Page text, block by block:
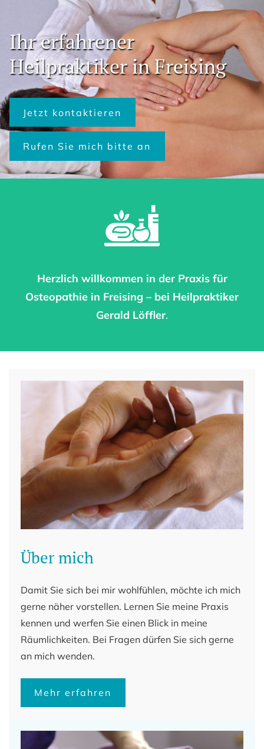
Ihr erfahrener
Heilpraktiker in Freising
Jetzt kontaktieren
Rufen Sie mich bitte an
Herzlich willkommen in der Praxis für
Osteopathie in Freising – bei Heilpraktiker
Gerald Löffler.
Über mich
Damit Sie sich bei mir wohlfühlen, möchte ich mich
gerne näher vorstellen. Lernen Sie meine Praxis
kennen und werfen Sie einen Blick in meine
Räumlichkeiten. Bei Fragen dürfen Sie sich gerne
an mich wenden.
Mehr erfahren